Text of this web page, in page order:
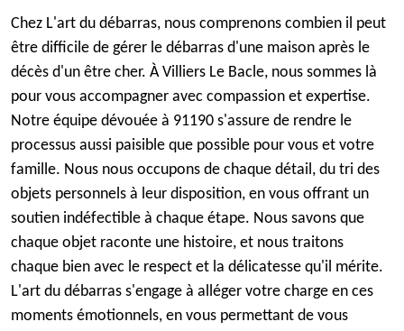
Chez L'art du débarras, nous comprenons combien il peut
être difficile de gérer le débarras d'une maison après le
décès d'un être cher. À Villiers Le Bacle, nous sommes là
pour vous accompagner avec compassion et expertise.
Notre équipe dévouée à 91190 s'assure de rendre le
processus aussi paisible que possible pour vous et votre
famille. Nous nous occupons de chaque détail, du tri des
objets personnels à leur disposition, en vous offrant un
soutien indéfectible à chaque étape. Nous savons que
chaque objet raconte une histoire, et nous traitons
chaque bien avec le respect et la délicatesse qu'il mérite.
L'art du débarras s'engage à alléger votre charge en ces
moments émotionnels, en vous permettant de vous